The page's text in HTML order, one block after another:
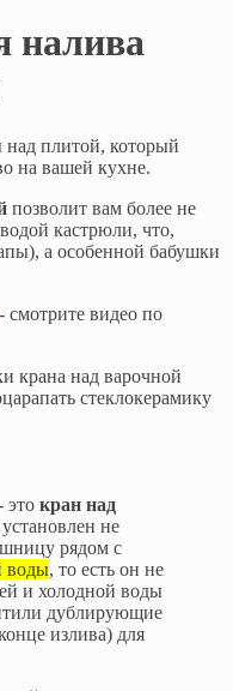
налива
над плитой, который
на вашей кухне.
позволит вам более не
кастрюли, что,
а особенной бабушки
смотрите видео по
крана над варочной
стеклокерамику
это кран над
не
рядом с
воды, то есть он не
и холодной воды
дублирующие
излива) для